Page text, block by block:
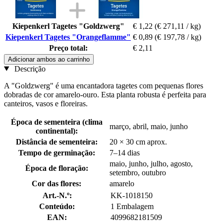
Kiepenkerl Tagetes "Goldzwerg" € 1,22 (€ 271,11 / kg)
Kiepenkerl Tagetes "Orangeflamme" € 0,89 (€ 197,78 / kg)
Preço total:
€ 2,11
Adicionar ambos ao carrinho
Descrição
A "Goldzwerg" é uma encantadora tagetes com pequenas flores
dobradas de cor amarelo-ouro. Esta planta robusta é perfeita para
canteiros, vasos e floreiras.
Época de sementeira (clima
continental):
março, abril, maio, junho
Distância de sementeira:
20 × 30 cm aprox.
Tempo de germinação:
7–14 dias
Época de floração:
maio, junho, julho, agosto,
setembro, outubro
Cor das flores:
amarelo
Art.-N.º:
KK-1018150
Conteúdo:
1 Embalagem
EAN:
4099682181509